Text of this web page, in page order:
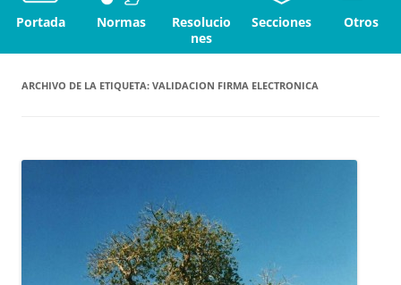
Portada Normas
Resolucio
nes
Secciones Otros
ARCHIVO DE LA ETIQUETA: VALIDACION FIRMA ELECTRONICA